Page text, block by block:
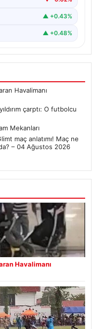
▲ +0.43%
▲ +0.48%
Havalimanı
çarptı: O futbolcu
Mekanları
maç anlatımı! Maç ne
– 04 Ağustos 2026
Havalimanı